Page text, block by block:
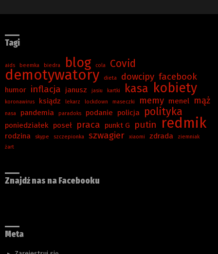
Tagi
aids beemka biedra blog cola Covid
demotywatory dieta dowcipy facebook
humor inflacja janusz jasiu kartki kasa kobiety
koronawirus ksiądz lekarz lockdown maseczki memy menel mąż
nasa pandemia paradoks podanie policja polityka
poniedziałek poseł praca punkt G putin redmik
rodzina skype szczepionka szwagier xiaomi zdrada
ziemniak
żart
Znajdź nas na Facebooku
Meta